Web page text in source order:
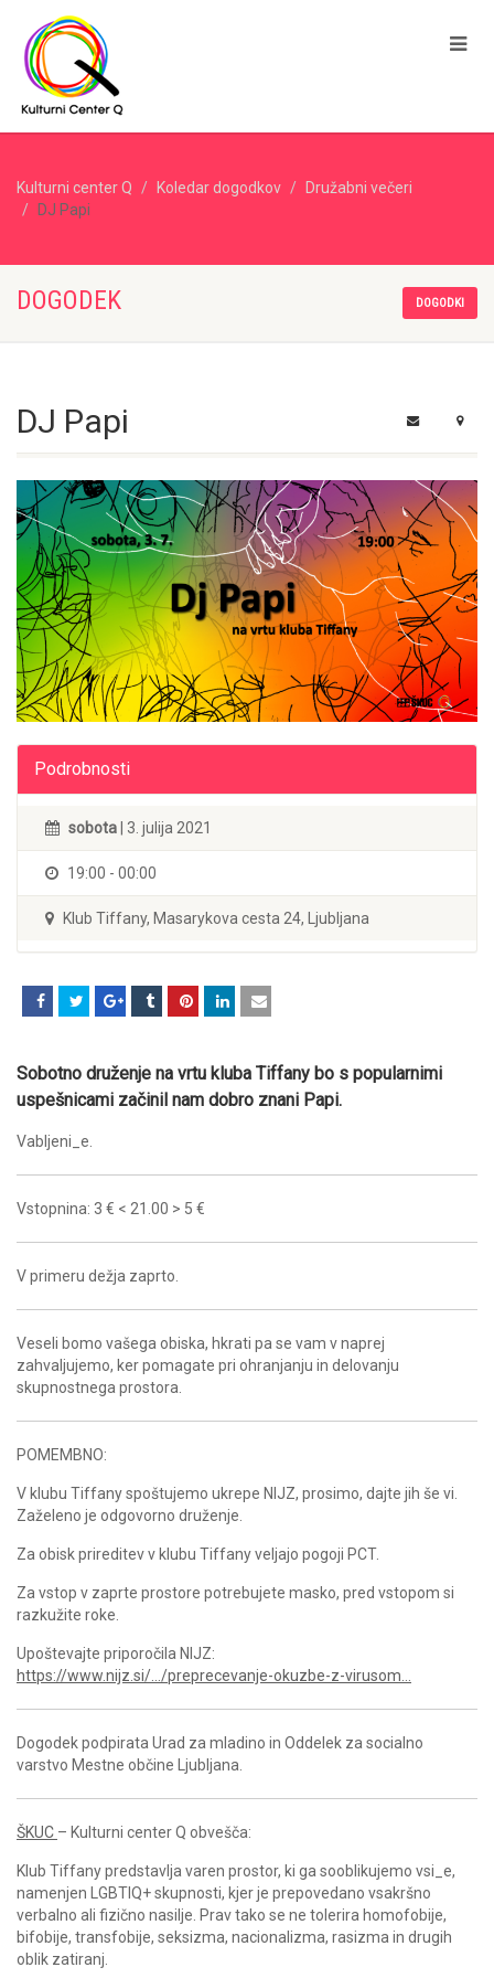
Kulturni center Q Koledar dogodkov
Družabni večeri
DJ Papi
DOGODEK DOGODKI
DJ Papi
Podrobnosti
sobota | 3. julija 2021
19:00 - 00:00
Klub Tiffany, Masarykova cesta 24, Ljubljana
Sobotno druženje na vrtu kluba Tiffany bo s popularnimi
uspešnicami začinil nam dobro znani Papi.
Vabljeni_e.
Vstopnina: 3 € < 21.00 > 5 €
V primeru dežja zaprto.
Veseli bomo vašega obiska, hkrati pa se vam v naprej
zahvaljujemo, ker pomagate pri ohranjanju in delovanju
skupnostnega prostora.
POMEMBNO:
V klubu Tiffany spoštujemo ukrepe NIJZ, prosimo, dajte jih še vi.
Zaželeno je odgovorno druženje.
Za obisk prireditev v klubu Tiffany veljajo pogoji PCT.
Za vstop v zaprte prostore potrebujete masko, pred vstopom si
razkužite roke.
Upoštevajte priporočila NIJZ:
https://www.nijz.si/…/preprecevanje-okuzbe-z-virusom…
Dogodek podpirata Urad za mladino in Oddelek za socialno
varstvo Mestne občine Ljubljana.
ŠKUC – Kulturni center Q obvešča:
Klub Tiffany predstavlja varen prostor, ki ga sooblikujemo vsi_e,
namenjen LGBTIQ+ skupnosti, kjer je prepovedano vsakršno
verbalno ali fizično nasilje. Prav tako se ne tolerira homofobije,
bifobije, transfobije, seksizma, nacionalizma, rasizma in drugih
oblik zatiranj.